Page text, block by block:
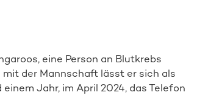
eine Person an Blutkrebs
der Mannschaft lässt er sich als
Jahr, im April 2024, das Telefon
Spender:in werden